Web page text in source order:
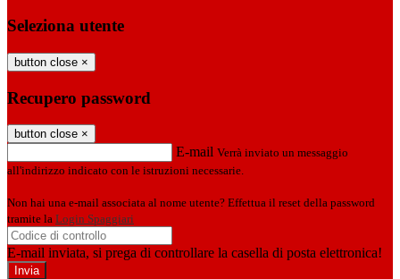
Seleziona utente
button close ×
Recupero password
button close ×
E-mail Verrà inviato un messaggio
all'indirizzo indicato con le istruzioni necessarie.
Non hai una e-mail associata al nome utente? Effettua il reset della password
tramite la Login Spaggiari
E-mail inviata, si prega di controllare la casella di posta elettronica!